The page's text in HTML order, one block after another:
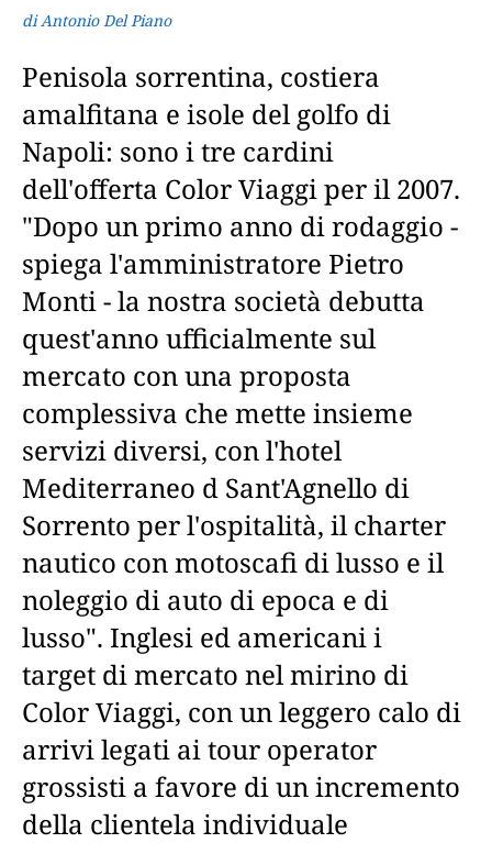
di Antonio Del Piano
Penisola sorrentina, costiera
amalfitana e isole del golfo di
Napoli: sono i tre cardini
dell'offerta Color Viaggi per il 2007.
"Dopo un primo anno di rodaggio -
spiega l'amministratore Pietro
Monti - la nostra società debutta
quest'anno ufficialmente sul
mercato con una proposta
complessiva che mette insieme
servizi diversi, con l'hotel
Mediterraneo d Sant'Agnello di
Sorrento per l'ospitalità, il charter
nautico con motoscafi di lusso e il
noleggio di auto di epoca e di
lusso". Inglesi ed americani i
target di mercato nel mirino di
Color Viaggi, con un leggero calo di
arrivi legati ai tour operator
grossisti a favore di un incremento
della clientela individuale